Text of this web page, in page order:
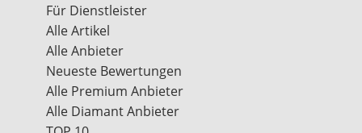
Für Dienstleister
Alle Artikel
Alle Anbieter
Neueste Bewertungen
Alle Premium Anbieter
Alle Diamant Anbieter